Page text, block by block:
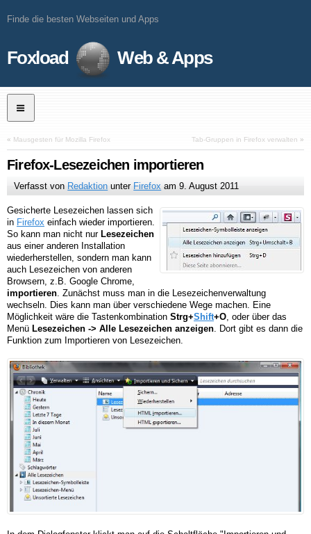
Finde die besten Webseiten und Apps
Foxload Web & Apps
« Mausgesten für Mozilla Firefox Tab-Gruppen in Firefox verwalten »
Firefox-Lesezeichen importieren
Verfasst von Redaktion unter Firefox am9. August 2011
Gesicherte Lesezeichen lassen sich
in Firefox einfach wieder importieren.
So kann man nicht nur Lesezeichen
aus einer anderen Installation
wiederherstellen, sondern man kann
auch Lesezeichen von anderen
Browsern, z.B. Google Chrome,
importieren. Zunächst muss man in die Lesezeichenverwaltung
wechseln. Dies kann man über verschiedene Wege machen. Eine
Möglichkeit wäre die Tastenkombination Strg+Shift+O, oder über das
Menü Lesezeichen -> Alle Lesezeichen anzeigen. Dort gibt es dann die
Funktion zum Importieren von Lesezeichen.